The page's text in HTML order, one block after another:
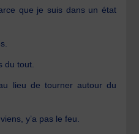
que je suis dans un état
du tout.
lieu de tourner autour du
y’a pas le feu.